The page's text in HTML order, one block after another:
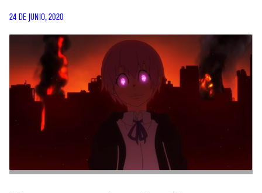
24 DE JUNIO, 2020